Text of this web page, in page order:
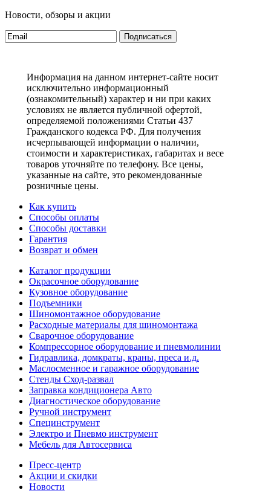
Новости, обзоры и акции
Подписаться
Информация на данном интернет-сайте носит
исключительно информационный
(ознакомительный) характер и ни при каких
условиях не является публичной офертой,
определяемой положениями Статьи 437
Гражданского кодекса РФ. Для получения
исчерпывающей информации о наличии,
стоимости и характеристиках, габаритах и весе
товаров уточняйте по телефону. Все цены,
указанные на сайте, это рекомендованные
розничные цены.
Как купить
Способы оплаты
Способы доставки
Гарантия
Возврат и обмен
Каталог продукции
Окрасочное оборудование
Кузовное оборудование
Подъемники
Шиномонтажное оборудование
Расходные материалы для шиномонтажа
Сварочное оборудование
Компрессорное оборудование и пневмолинии
Гидравлика, домкраты, краны, преса и.д.
Маслосменное и гаражное оборудование
Стенды Сход-развал
Заправка кондиционера Авто
Диагностическое оборудование
Ручной инструмент
Специнструмент
Электро и Пневмо инструмент
Мебель для Автосервиса
Пресс-центр
Акции и скидки
Новости